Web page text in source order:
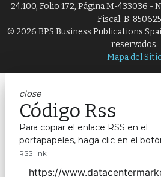
24.100, Folio 172, Página M-433036
Fiscal: B-
© 2026 BPS Business Publications
reservados.
Mapa del
close
Código Rss
Para copiar el enlace RSS en el
portapapeles, haga clic en el
RSS link